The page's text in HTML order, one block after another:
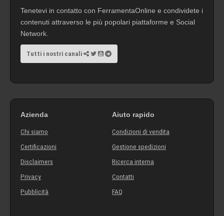
Tenetevi in contatto con FerramentaOnline e condividete i
contenuti attraverso le più popolari piattaforme e Social
Network.
Tutti i nostri canali
Azienda
Chi siamo
Certificazioni
Disclaimers
Privacy
Pubblicità
Aiuto rapido
Condizioni di vendita
Gestione spedizioni
Ricerca interna
Contatti
FAQ